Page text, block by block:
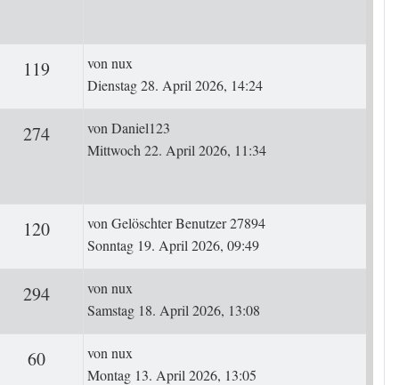
119ZugriffeLetzter Beitrag
vonnux
Dienstag 28. April 2026, 14:24
274ZugriffeLetzter Beitrag
vonDaniel123
Mittwoch 22. April 2026, 11:34
120ZugriffeLetzter Beitrag
vonGelöschter Benutzer 27894
Sonntag 19. April 2026, 09:49
294ZugriffeLetzter Beitrag
vonnux
Samstag 18. April 2026, 13:08
60ZugriffeLetzter Beitrag
vonnux
Montag 13. April 2026, 13:05